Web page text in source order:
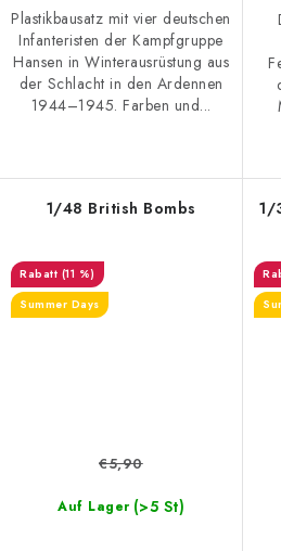
Plastikbausatz mit vier deutschen
Infanteristen der Kampfgruppe
Hansen in Winterausrüstung aus
der Schlacht in den Ardennen
1944–1945. Farben und...
1/48 British Bombs
(11 %)
Summer Days
Auf Lager (>5 St)
€5,90
1/